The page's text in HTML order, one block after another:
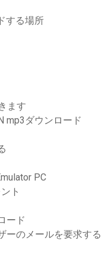
する場所
ます
mp3ダウンロード
PC
ト
ード
ーのメールを要求する